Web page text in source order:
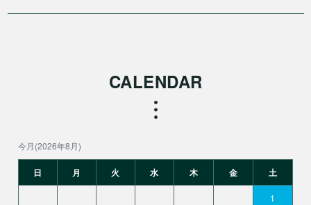
CALENDAR
今月(2026年8月)
日 月 火 水 木 金 土
1